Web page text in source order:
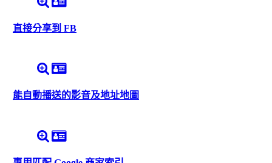
直接分享到 FB
能自動播送的影音及地址地圖